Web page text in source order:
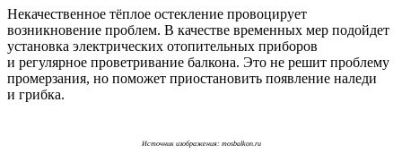
Некачественное тёплое остекление провоцирует
возникновение проблем. В качестве временных мер подойдет
установка электрических отопительных приборов
и регулярное проветривание балкона. Это не решит проблему
промерзания, но поможет приостановить появление наледи
и грибка.
Источник изображения: mosbalkon.ru